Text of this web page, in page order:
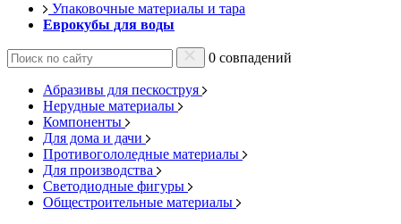
Упаковочные материалы и тара
Еврокубы для воды
0 совпадений
Абразивы для пескоструя
Нерудные материалы
Компоненты
Для дома и дачи
Противогололедные материалы
Для производства
Светодиодные фигуры
Общестроительные материалы